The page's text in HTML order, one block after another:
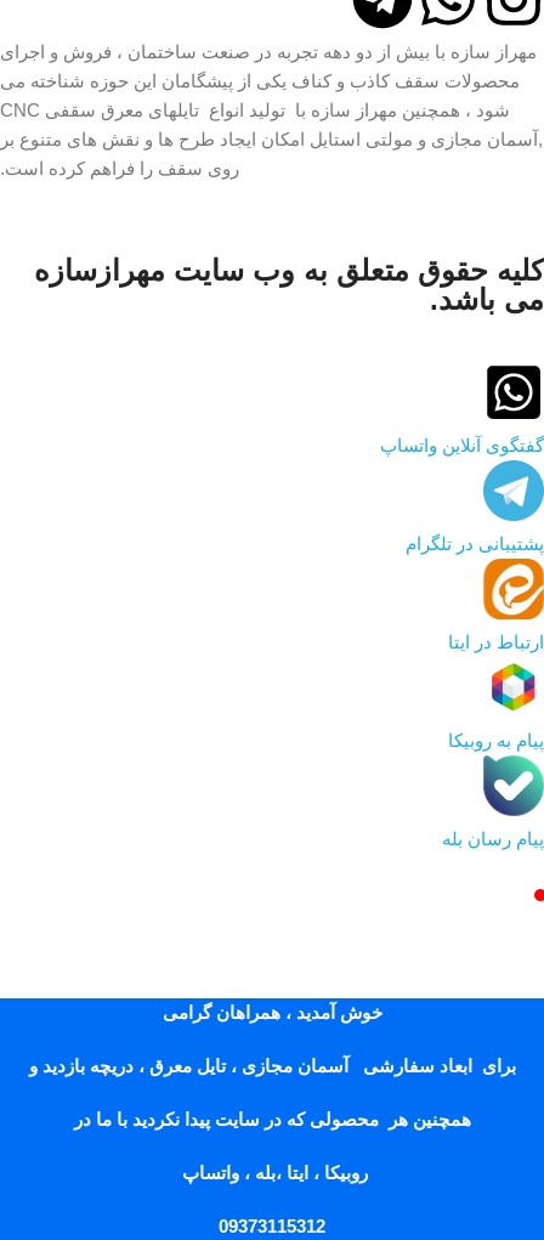
مهراز سازه با بیش از دو دهه تجربه در صنعت ساختمان ، فروش و اجرای
محصولات سقف کاذب و کناف یکی از پیشگامان این حوزه شناخته می
شود ، همچنین مهراز سازه با تولید انواع تایلهای معرق سقفی CNC
,آسمان مجازی و مولتی استایل امکان ایجاد طرح ها و نقش های متنوع بر
روی سقف را فراهم کرده است.
کلیه حقوق متعلق به وب سایت مهرازسازه
می باشد.
گفتگوی آنلاین واتساپ
پشتیبانی در تلگرام
ارتباط در ایتا
پیام به روبیکا
پیام رسان بله
خوش آمدید ، همراهان گرامی
برای ابعاد سفارشی آسمان مجازی ، تایل معرق ، دریچه بازدید و
همچنین هر محصولی که در سایت پیدا نکردید با ما در
روبیکا ، ایتا ،بله ، واتساپ
09373115312